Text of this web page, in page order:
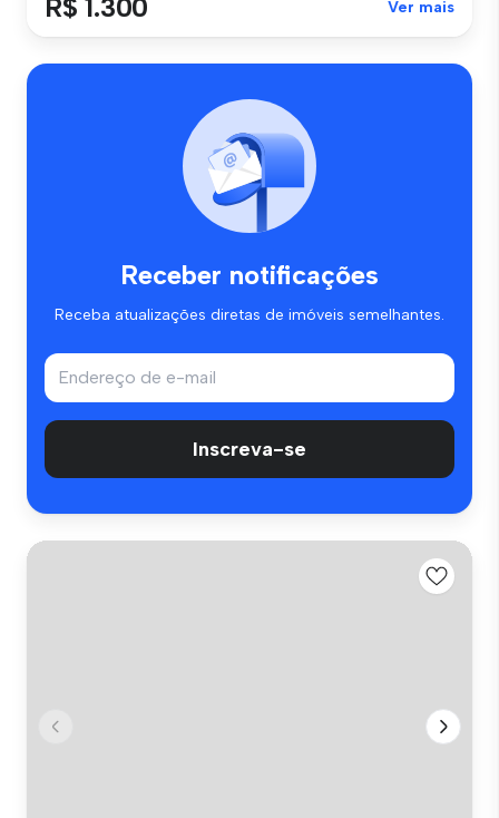
R$ 1.300 Ver mais
Receber notificações
Receba atualizações diretas de imóveis semelhantes.
Inscreva-se